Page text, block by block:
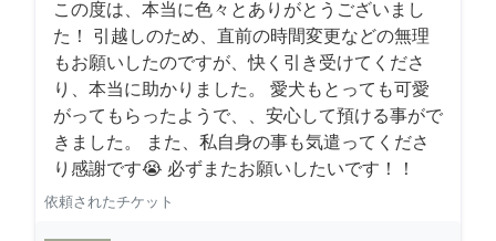
この度は、本当に色々とありがとうございまし
た！ 引越しのため、直前の時間変更などの無理
もお願いしたのですが、快く引き受けてくださ
り、本当に助かりました。 愛犬もとっても可愛
がってもらったようで、、安心して預ける事がで
きました。 また、私自身の事も気遣ってくださ
り感謝です😭 必ずまたお願いしたいです！！
依頼されたチケット